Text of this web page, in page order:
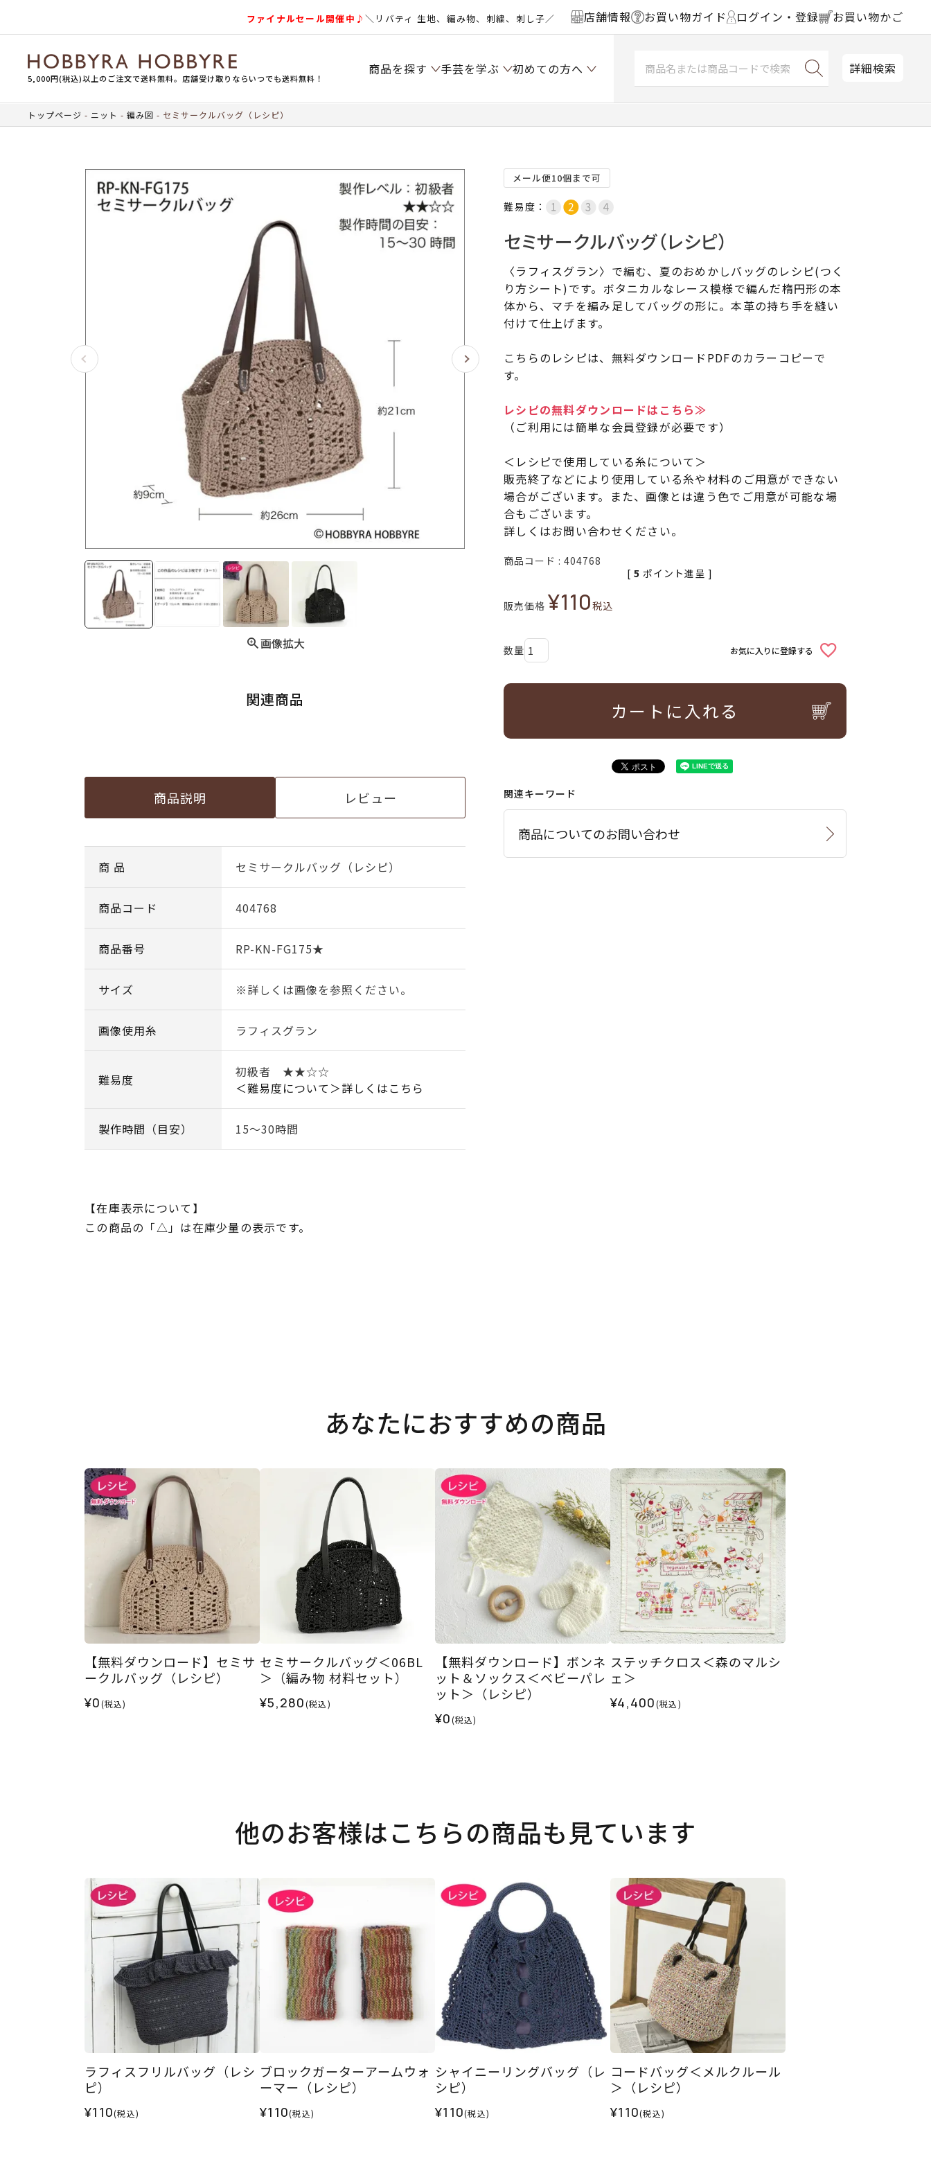
ファイナルセール開催中♪＼リバティ 生地、編み物、刺繍、刺し子／ 店舗情報 お買い物ガイド ログイン・登録 お買い物かご
5,000円(税込)以上のご注文で送料無料。店舗受け取りならいつでも送料無料！
商品を探す 手芸を学ぶ 初めての方へ 詳細検索
トップページ ニット 編み図 セミサークルバッグ（レシピ）
画像拡大
関連商品
商品説明 レビュー
商 品 セミサークルバッグ（レシピ）
商品コード 404768
商品番号 RP-KN-FG175★
サイズ ※詳しくは画像を参照ください。
画像使用糸 ラフィスグラン
難易度
初級者 ★★☆☆
＜難易度について＞詳しくはこちら
製作時間（目安） 15～30時間
【在庫表示について】
この商品の「△」は在庫少量の表示です。
メール便10個まで可
難易度：
セミサークルバッグ（レシピ）
〈ラフィスグラン〉で編む、夏のおめかしバッグのレシピ(つく
り方シート)です。ボタニカルなレース模様で編んだ楕円形の本
体から、マチを編み足してバッグの形に。本革の持ち手を縫い
付けて仕上げます。
こちらのレシピは、無料ダウンロードPDFのカラーコピーで
す。
レシピの無料ダウンロードはこちら≫
（ご利用には簡単な会員登録が必要です）
＜レシピで使用している糸について＞
販売終了などにより使用している糸や材料のご用意ができない
場合がございます。また、画像とは違う色でご用意が可能な場
合もございます。
詳しくはお問い合わせください。
商品コード 404768
販売価格 ¥110税込
[ 5 ポイント進呈 ]
お気に入りに登録する
カートに入れる
関連キーワード
商品についてのお問い合わせ
あなたにおすすめの商品
【無料ダウンロード】セミサ
ークルバッグ（レシピ）
¥0(税込)
セミサークルバッグ＜06BL
＞（編み物 材料セット）
¥5,280(税込)
【無料ダウンロード】ボンネ
ット＆ソックス＜ベビーパレ
ット＞（レシピ）
¥0(税込)
ステッチクロス＜森のマルシ
ェ＞
¥4,400(税込)
他のお客様はこちらの商品も見ています
ラフィスフリルバッグ（レシ
ピ）
¥110(税込)
ブロックガーターアームウォ
ーマー（レシピ）
¥110(税込)
シャイニーリングバッグ（レ
シピ）
¥110(税込)
コードバッグ＜メルクルール
＞（レシピ）
¥110(税込)